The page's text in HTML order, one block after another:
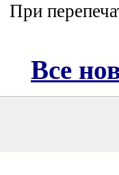
При
Все